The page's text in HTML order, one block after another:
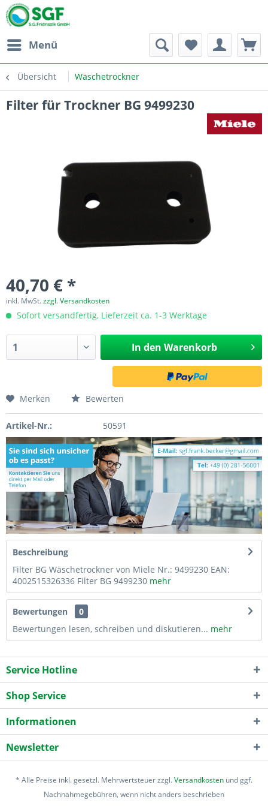
Menü
Übersicht Wäschetrockner
Filter für Trockner BG 9499230
40,70 € *
inkl. MwSt.zzgl. Versandkosten
Sofort versandfertig, Lieferzeit ca. 1-3 Werktage
In den Warenkorb
Merken Bewerten
Artikel-Nr.: 50591
Beschreibung
Filter BG Wäschetrockner von Miele Nr.: 9499230 EAN:
4002515326336 Filter BG 9499230 mehr
Bewertungen
0
Bewertungen lesen, schreiben und diskutieren... mehr
Service Hotline
Shop Service
Informationen
Newsletter
* Alle Preise inkl. gesetzl. Mehrwertsteuer zzgl.Versandkosten und ggf.
Nachnahmegebühren, wenn nicht anders beschrieben